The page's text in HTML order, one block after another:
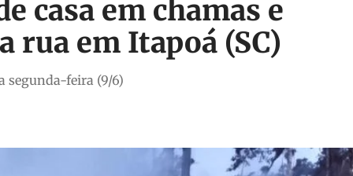
casa em chamas e
rua em Itapoá (SC)
segunda-feira (9/6)